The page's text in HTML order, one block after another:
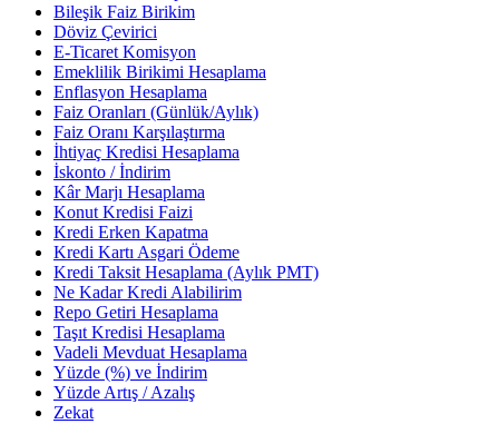
Bileşik Faiz Birikim
Döviz Çevirici
E-Ticaret Komisyon
Emeklilik Birikimi Hesaplama
Enflasyon Hesaplama
Faiz Oranları (Günlük/Aylık)
Faiz Oranı Karşılaştırma
İhtiyaç Kredisi Hesaplama
İskonto / İndirim
Kâr Marjı Hesaplama
Konut Kredisi Faizi
Kredi Erken Kapatma
Kredi Kartı Asgari Ödeme
Kredi Taksit Hesaplama (Aylık PMT)
Ne Kadar Kredi Alabilirim
Repo Getiri Hesaplama
Taşıt Kredisi Hesaplama
Vadeli Mevduat Hesaplama
Yüzde (%) ve İndirim
Yüzde Artış / Azalış
Zekat